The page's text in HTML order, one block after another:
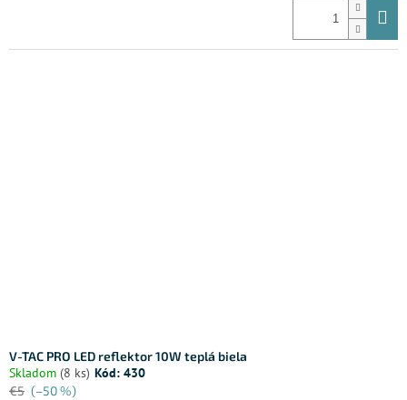
V-TAC PRO LED reflektor 10W teplá biela
Skladom (8 ks) Kód: 430
€5 (–50 %)